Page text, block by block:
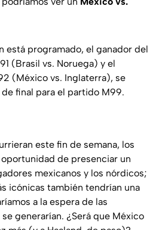
está programado, el ganador del
(Brasil vs. Noruega) y el
(México vs. Inglaterra), se
final para el partido M99.
este fin de semana, los
de presenciar un
mexicanos y los nórdicos;
icónicas también tendrían una
a la espera de las
generarían. ¿Será que México